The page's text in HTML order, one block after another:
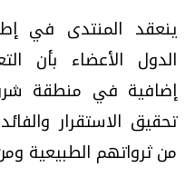
ينعقد المنتدى في
الدول الأعضاء بأن
إضافية في منطقة
تحقيق الاستقرار
من ثرواتهم الطبيعية